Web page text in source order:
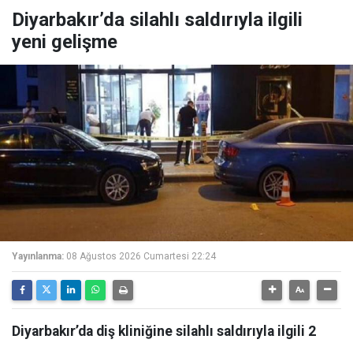
Diyarbakır’da silahlı saldırıyla ilgili
yeni gelişme
Yayınlanma: 08 Ağustos 2026 Cumartesi 22:24
Diyarbakır’da diş kliniğine silahlı saldırıyla ilgili 2